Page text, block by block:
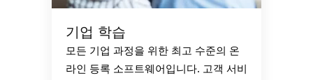
기업 학습
모든 기업 과정을 위한 최고 수준의 온
라인 등록 소프트웨어입니다. 고객 서비